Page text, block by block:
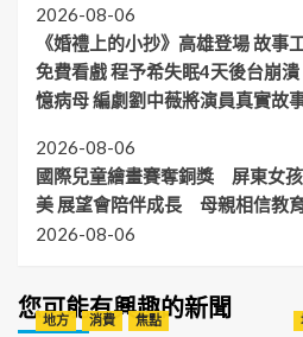
2026-08-06
《婚禮上的小抄》高雄登場 故事
免費看戲 程予希失眠4天後台崩
憶病母 編劇劉中薇將演員真實故
2026-08-06
國際兒童繪畫賽奪銅獎 屏東女
美 展望會陪伴成長 母親相信教
2026-08-06
您可能有興趣的新聞
地方 消費 焦點